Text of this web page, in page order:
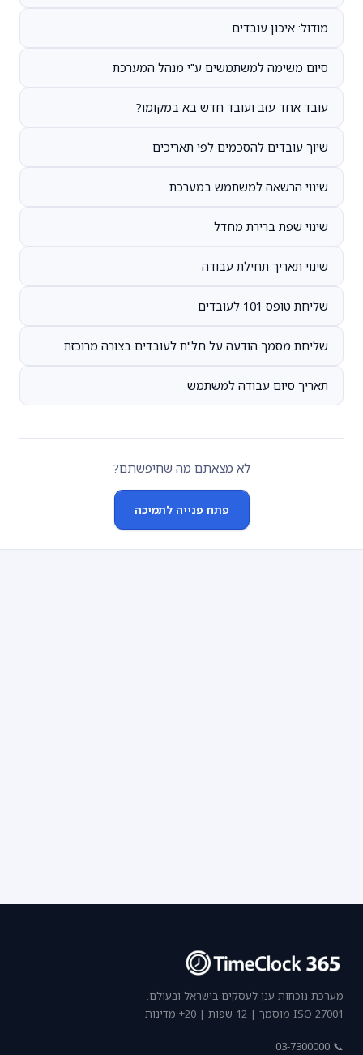
מודול: איכון עובדים
סיום משימה למשתמשים ע"י מנהל המערכת
עובד אחד עזב ועובד חדש בא במקומו?
שיוך עובדים להסכמים לפי תאריכים
שינוי הרשאה למשתמש במערכת
שינוי שפת ברירת מחדל
שינוי תאריך תחילת עבודה
שליחת טופס 101 לעובדים
שליחת מסמך הודעה על חל"ת לעובדים בצורה מרוכזת
תאריך סיום עבודה למשתמש
לא מצאתם מה שחיפשתם?
פתח פנייה לתמיכה
מערכת נוכחות ענן לעסקים בישראל ובעולם.
ISO 27001 מוסמך | 12 שפות | 20+ מדינות
📞 03-7300000